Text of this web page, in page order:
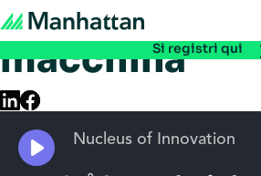
Si registri qui
Podcast:
macchina